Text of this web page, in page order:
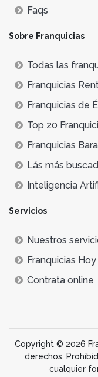
Faqs
Sobre Franquicias
Todas las
Franquicias
Franquicias de
Top 20
Franquicias
Lás más
Inteligencia
Servicios
Nuestros
Franquicias
Contrata online
Copyright © 2026
derechos.
cualquier